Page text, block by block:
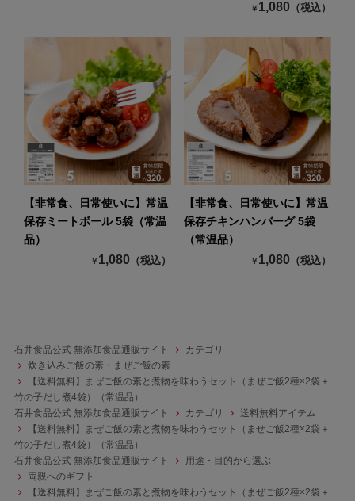
￥ 1,080 （税込）
【非常食、日常使いに】常温
保存ミートボール 5袋（常温
品）
￥ 1,080 （税込）
【非常食、日常使いに】常温
保存チキンハンバーグ 5袋
（常温品）
￥ 1,080 （税込）
石井食品公式 無添加食品通販サイト
カテゴリ
炊き込みご飯の素・まぜご飯の素
【送料無料】まぜご飯の素と煮物を味わうセット（まぜご飯2種×2袋＋
竹の子だし煮4袋）（常温品）
石井食品公式 無添加食品通販サイト
カテゴリ
送料無料アイテム
【送料無料】まぜご飯の素と煮物を味わうセット（まぜご飯2種×2袋＋
竹の子だし煮4袋）（常温品）
石井食品公式 無添加食品通販サイト
用途・目的から選ぶ
両親へのギフト
【送料無料】まぜご飯の素と煮物を味わうセット（まぜご飯2種×2袋＋